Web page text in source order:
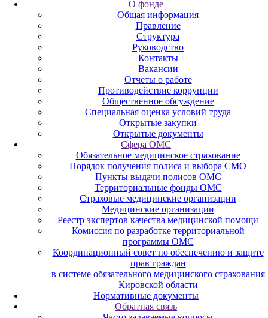
О фонде
Общая информация
Правление
Структура
Руководство
Контакты
Вакансии
Отчеты о работе
Противодействие коррупции
Общественное обсуждение
Специальная оценка условий труда
Открытые закупки
Открытые документы
Сфера ОМС
Обязательное медицинское страхование
Порядок получения полиса и выбора СМО
Пункты выдачи полисов ОМС
Территориальные фонды ОМС
Страховые медицинские организации
Медицинские организации
Реестр экспертов качества медицинской помощи
Комиссия по разработке территориальной
программы ОМС
Координационный совет по обеспечению и защите
прав граждан
в системе обязательного медицинского страхования
Кировской области
Нормативные документы
Обратная связь